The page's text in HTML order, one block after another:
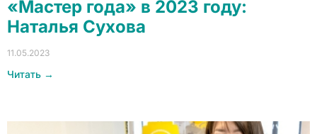
«Мастер года» в 2023 году:
Наталья Сухова
11.05.2023
Читать →